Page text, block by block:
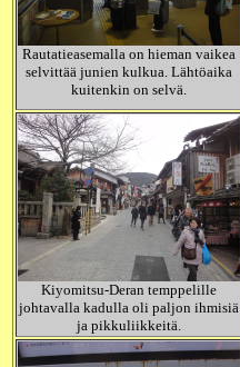
Rautatieasemalla on hieman vaikea
selvittää junien kulkua. Lähtöaika
kuitenkin on selvä.
Kiyomitsu-Deran temppelille
johtavalla kadulla oli paljon ihmisiä
ja pikkuliikkeitä.